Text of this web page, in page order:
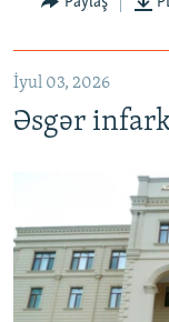
İyul 03, 2026
Əsgər